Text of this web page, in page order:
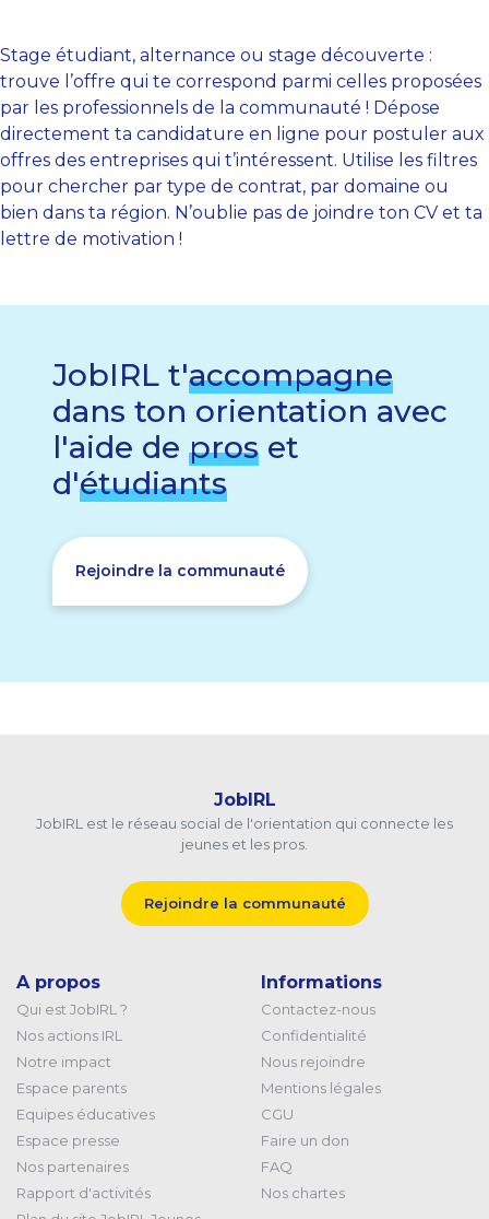
Stage étudiant, alternance ou stage découverte :
trouve l’offre qui te correspond parmi celles proposées
par les professionnels de la communauté ! Dépose
directement ta candidature en ligne pour postuler aux
offres des entreprises qui t’intéressent. Utilise les filtres
pour chercher par type de contrat, par domaine ou
bien dans ta région. N’oublie pas de joindre ton CV et ta
lettre de motivation !
JobIRL t'accompagne
dans ton orientation avec
l'aide de pros et
d'étudiants
Rejoindre la communauté
JobIRL
JobIRL est le réseau social de l'orientation qui connecte les
jeunes et les pros.
Rejoindre la communauté
A propos
Qui est JobIRL ?
Nos actions IRL
Notre impact
Espace parents
Equipes éducatives
Espace presse
Nos partenaires
Rapport d'activités
Informations
Contactez-nous
Confidentialité
Nous rejoindre
Mentions légales
CGU
Faire un don
FAQ
Nos chartes